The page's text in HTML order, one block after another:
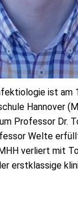
ist am
Hannover
Professor Dr.
Welte
verliert mit
erstklassige